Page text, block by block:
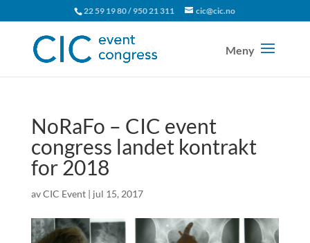
22 59 19 80 / 950 21 311 cic@cic.no
NoRaFo – CIC event
congress landet kontrakt
for 2018
avCIC Event| jul 15, 2017